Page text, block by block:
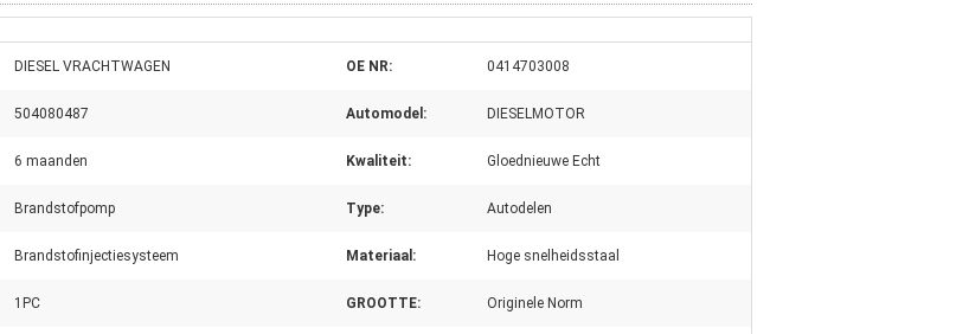
DIESEL VRACHTWAGEN OE NR: 0414703008
504080487 Automodel: DIESELMOTOR
6 maanden Kwaliteit: Gloednieuwe Echt
Brandstofpomp Type: Autodelen
Brandstofinjectiesysteem Materiaal: Hoge snelheidsstaal
1PC GROOTTE: Originele Norm